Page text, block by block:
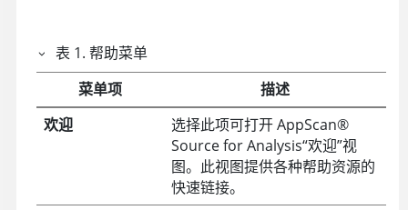
表 1.帮助菜单
菜单项
描述
欢迎
选择此项可打开AppScan®
Source for Analysis“欢迎”视
图。此视图提供各种帮助资源的
快速链接。